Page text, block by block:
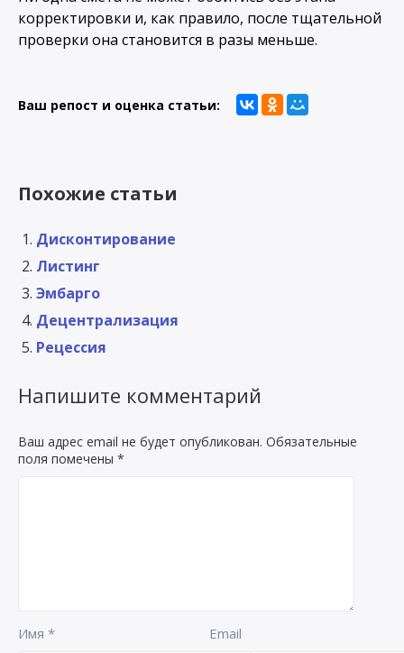
корректировки и, как правило, после тщательной
проверки она становится в разы меньше.
Ваш репост и оценка статьи:
Похожие статьи
Дисконтирование
Листинг
Эмбарго
Децентрализация
Рецессия
Напишите комментарий
Ваш адрес email не будет опубликован. Обязательные
поля помечены *
Имя * Email